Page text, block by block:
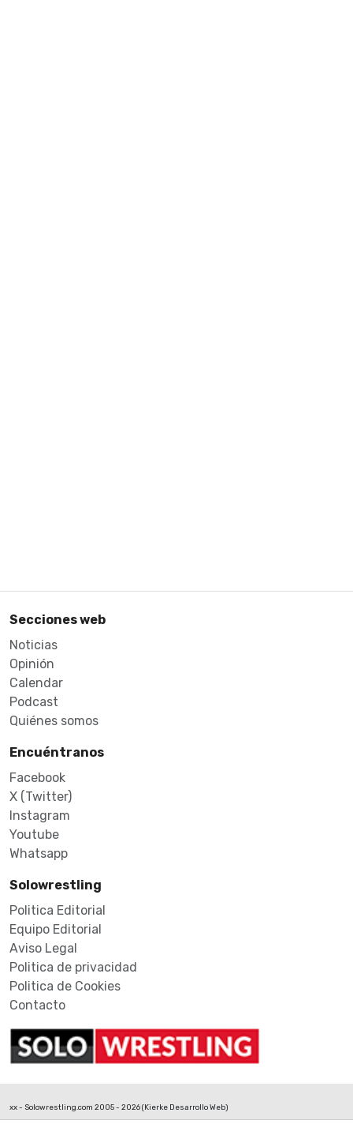
Secciones web
Noticias
Opinión
Calendar
Podcast
Quiénes somos
Encuéntranos
Facebook
X (Twitter)
Instagram
Youtube
Whatsapp
Solowrestling
Politica Editorial
Equipo Editorial
Aviso Legal
Politica de privacidad
Politica de Cookies
Contacto
xx - Solowrestling.com 2005 - 2026 (Kierke Desarrollo Web)